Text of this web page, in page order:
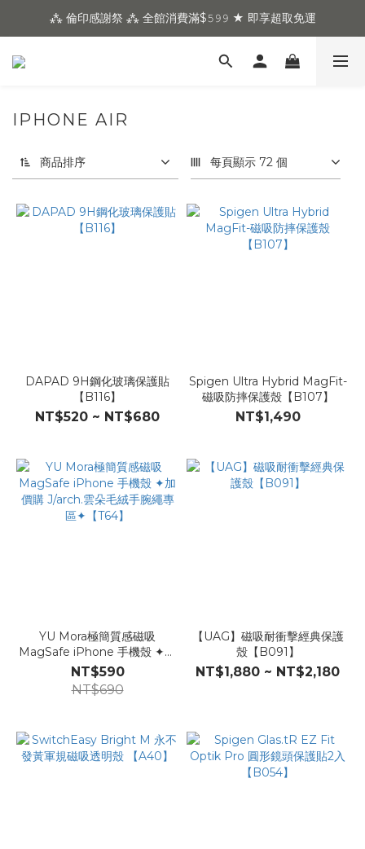
⁂ 倫印感謝祭 ⁂ 全館消費滿$𝟻𝟿𝟿 ★ 即享超取免運
IPHONE AIR
商品排序 每頁顯示 72 個
DAPAD 9H鋼化玻璃保護貼
【B116】
NT$520 ~ NT$680
Spigen Ultra Hybrid MagFit-
磁吸防摔保護殼【B107】
NT$1,490
YU Mora極簡質感磁吸
MagSafe iPhone 手機殼 ✦加
價購 J/arch.雲朵毛絨手腕繩專
區✦【T64】
NT$590
NT$690
【UAG】磁吸耐衝擊經典保護
殼【B091】
NT$1,880 ~ NT$2,180